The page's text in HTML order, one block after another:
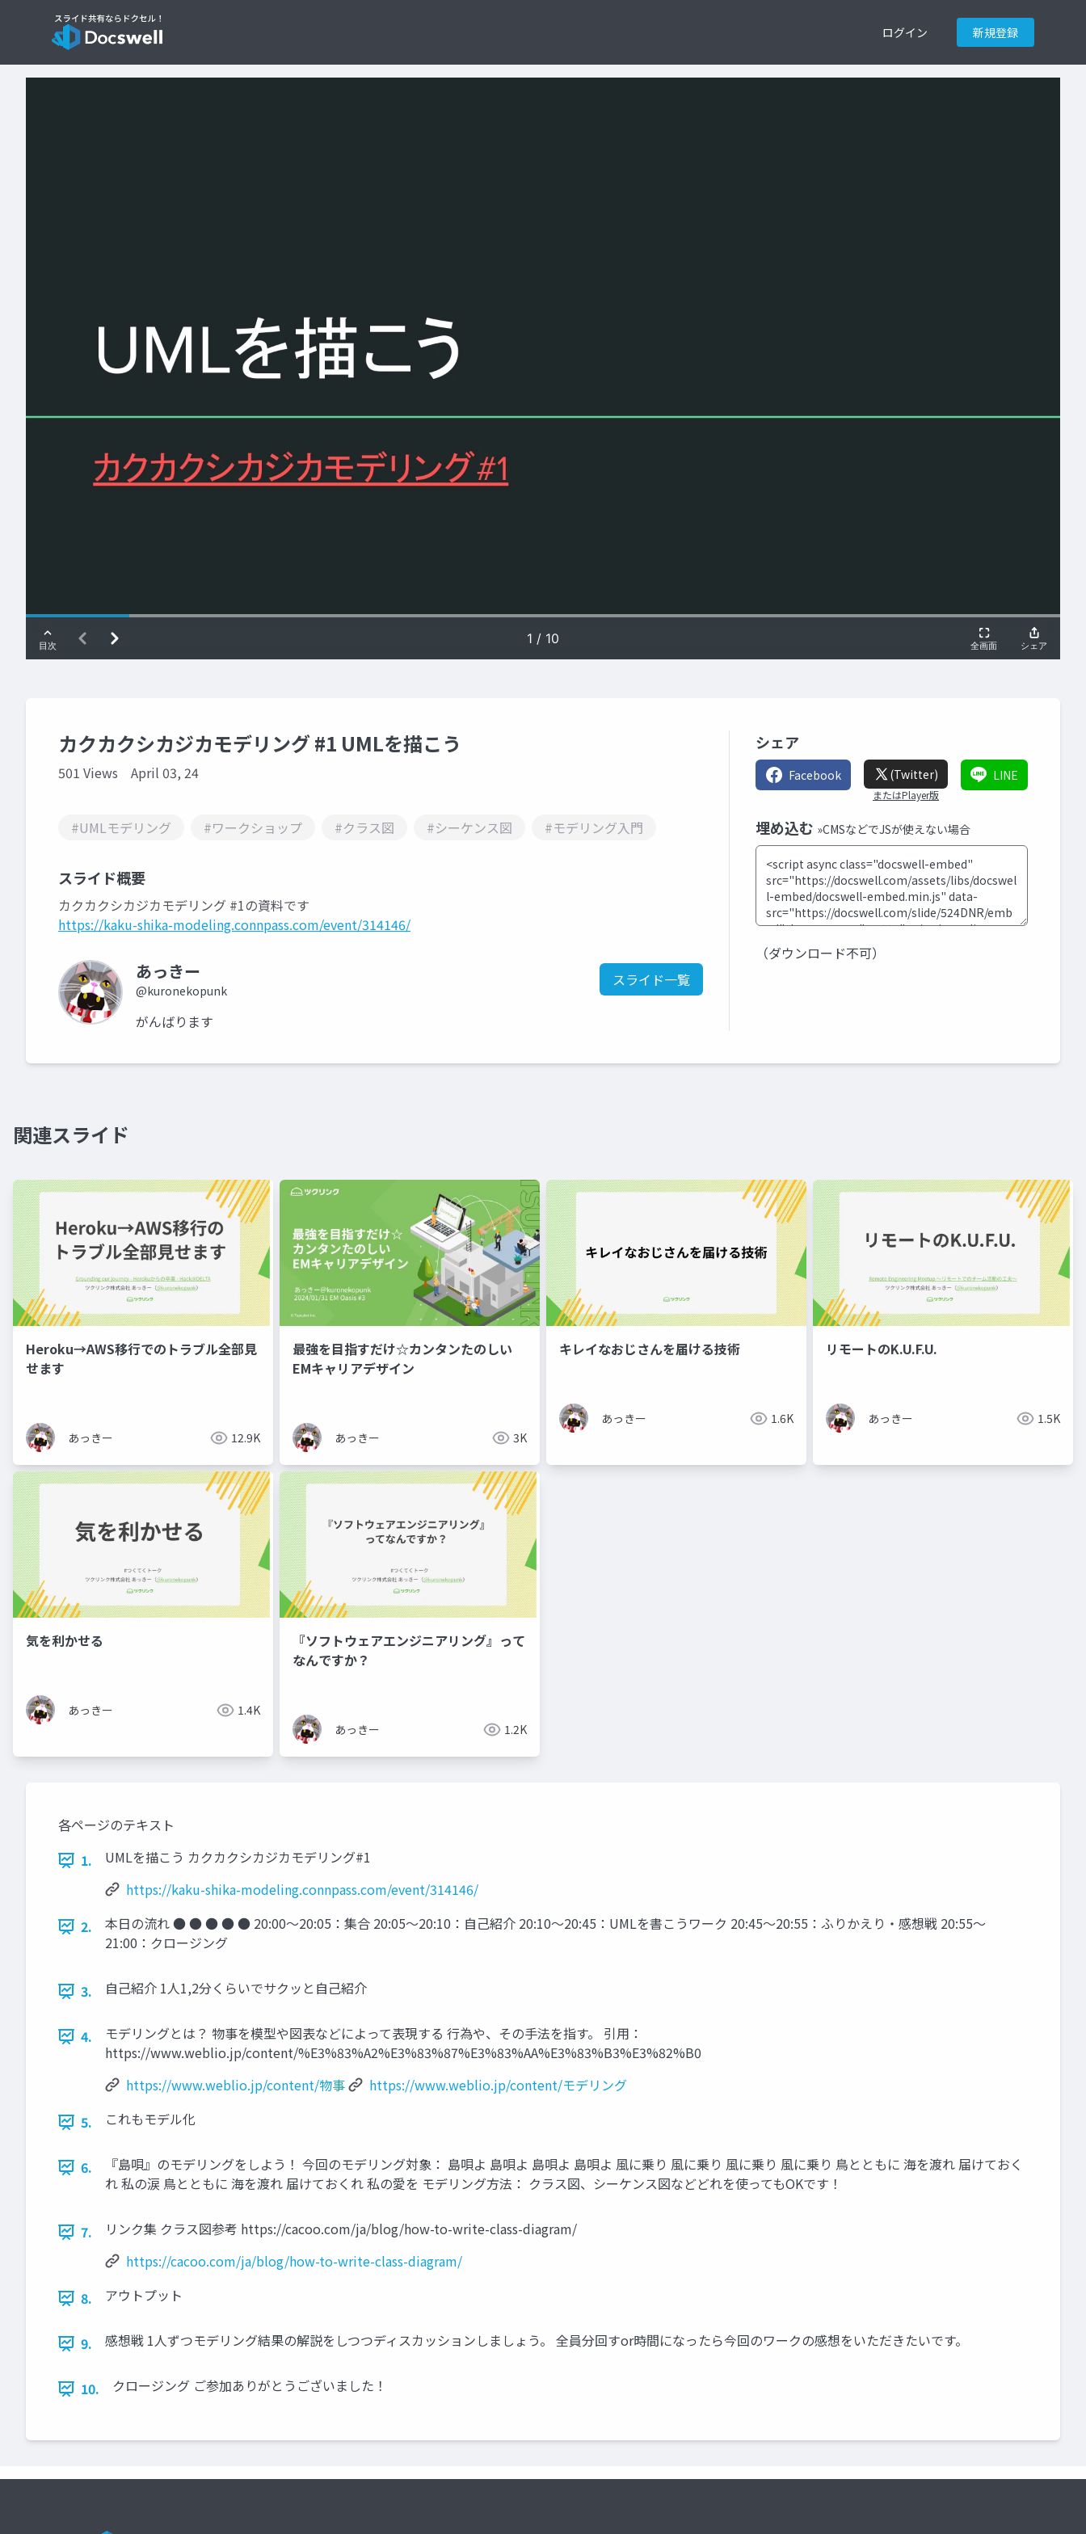
ログイン 新規登録
カクカクシカジカモデリング #1 UMLを描こう
501 Views April 03, 24
#UMLモデリング #ワークショップ #クラス図 #シーケンス図 #モデリング入門
スライド概要
カクカクシカジカモデリング #1の資料です
https://kaku-shika-modeling.connpass.com/event/314146/
あっきー
@kuronekopunk
スライド一覧
がんばります
シェア
Facebook (Twitter)
またはPlayer版
LINE
埋め込む »CMSなどでJSが使えない場合
（ダウンロード不可）
関連スライド
Heroku→AWS移行でのトラブル全部見
せます
あっきー 12.9K
最強を目指すだけ☆カンタンたのしい
EMキャリアデザイン
あっきー 3K
キレイなおじさんを届ける技術
あっきー 1.6K
リモートのK.U.F.U.
あっきー 1.5K
気を利かせる
あっきー 1.4K
『ソフトウェアエンジニアリング』って
なんですか？
あっきー 1.2K
各ページのテキスト
1.
UMLを描こう カクカクシカジカモデリング#1
https://kaku-shika-modeling.connpass.com/event/314146/
2.
本日の流れ ● ● ● ● ● 20:00〜20:05：集合 20:05〜20:10：自己紹介 20:10〜20:45：UMLを書こうワーク 20:45〜20:55：ふりかえり・感想戦 20:55〜
21:00：クロージング
3. 自己紹介 1人1,2分くらいでサクッと自己紹介
4.
モデリングとは？ 物事を模型や図表などによって表現する 行為や、その手法を指す。 引用：
https://www.weblio.jp/content/%E3%83%A2%E3%83%87%E3%83%AA%E3%83%B3%E3%82%B0
https://www.weblio.jp/content/物事
https://www.weblio.jp/content/モデリング
5.
これもモデル化
6.
『島唄』のモデリングをしよう！ 今回のモデリング対象： 島唄よ 島唄よ 島唄よ 島唄よ 風に乗り 風に乗り 風に乗り 風に乗り 鳥とともに 海を渡れ 届けておく
れ 私の涙 鳥とともに 海を渡れ 届けておくれ 私の愛を モデリング方法： クラス図、シーケンス図などどれを使ってもOKです！
7.
リンク集 クラス図参考 https://cacoo.com/ja/blog/how-to-write-class-diagram/
https://cacoo.com/ja/blog/how-to-write-class-diagram/
8.
アウトプット
9. 感想戦 1人ずつモデリング結果の解説をしつつディスカッションしましょう。 全員分回すor時間になったら今回のワークの感想をいただきたいです。
10. クロージング ご参加ありがとうございました！